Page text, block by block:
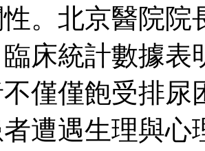
。北京醫院院
床統計數據表
僅僅飽受排尿
遭遇生理與